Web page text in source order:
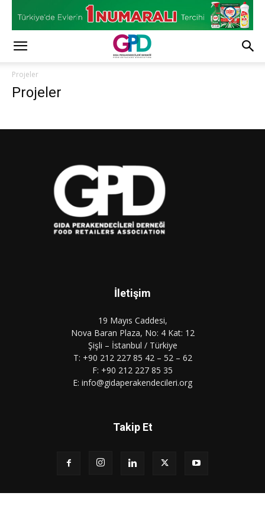
Projeler
Projeler
İletişim
19 Mayıs Caddesi,
Nova Baran Plaza, No: 4 Kat: 12
Şişli – İstanbul / Türkiye
T: +90 212 227 85 42 – 52 – 62
F: +90 212 227 85 35
E: info@gidaperakendecileri.org
Takip Et